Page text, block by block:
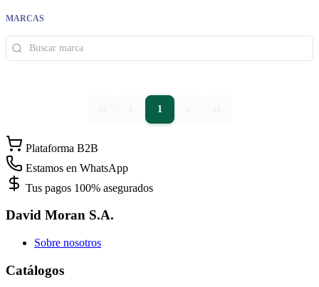
MARCAS
‹‹ ‹ 1 › ››
Plataforma B2B
Estamos en WhatsApp
Tus pagos 100% asegurados
David Moran S.A.
Sobre nosotros
Catálogos